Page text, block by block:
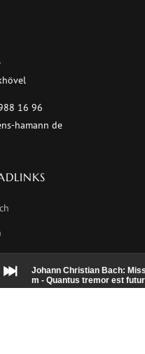
Johann Christian Bach:
m - Quantus tremor est
16 96
hamann de